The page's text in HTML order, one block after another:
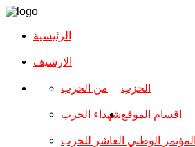
الرئيسية
الارشیف
الحزب من الحزب
شهداء الحزب
الوطني العاشر للحزب
اقسام الموقع